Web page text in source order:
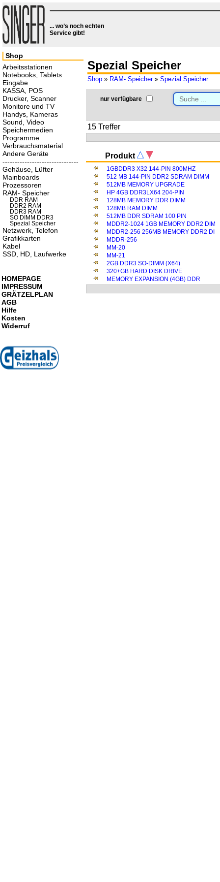
... wo’s noch echten
Service gibt!
Spezial Speicher
Shop » RAM- Speicher» Spezial Speicher
nur verfügbare
15 Treffer
Produkt
1GBDDR3 X32 144-PIN 800MHZ
512 MB 144-PIN DDR2 SDRAM DIMM
512MB MEMORY UPGRADE
HP 4GB DDR3LX64 204-PIN
128MB MEMORY DDR DIMM
128MB RAM DIMM
512MB DDR SDRAM 100 PIN
MDDR2-1024 1GB MEMORY DDR2 DIM
MDDR2-256 256MB MEMORY DDR2 DI
MDDR-256
MM-20
MM-21
2GB DDR3 SO-DIMM (X64)
320+GB HARD DISK DRIVE
MEMORY EXPANSION (4GB) DDR
Shop
Arbeitsstationen
Notebooks, Tablets
Eingabe
KASSA, POS
Drucker, Scanner
Monitore und TV
Handys, Kameras
Sound, Video
Speichermedien
Programme
Verbrauchsmaterial
Andere Geräte
-------------------------------
Gehäuse, Lüfter
Mainboards
Prozessoren
RAM- Speicher
DDR RAM
DDR2 RAM
DDR3 RAM
SO DIMM DDR3
Spezial Speicher
Netzwerk, Telefon
Grafikkarten
Kabel
SSD, HD, Laufwerke
HOMEPAGE
IMPRESSUM
GRÄTZELPLAN
AGB
Hilfe
Kosten
Widerruf